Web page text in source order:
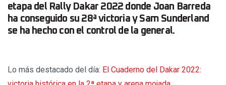
etapa del Rally Dakar 2022 donde Joan Barreda
ha conseguido su 28ª victoria y Sam Sunderland
se ha hecho con el control de la general.
Lo más destacado del día: El Cuaderno del Dakar 2022: